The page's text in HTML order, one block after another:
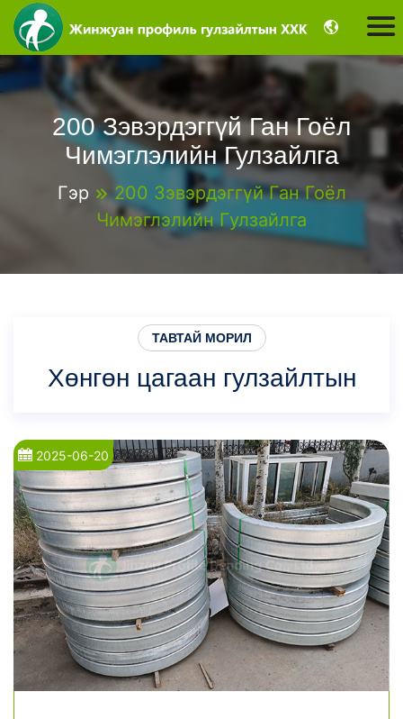
200 Зэвэрдэггүй Ган Гоёл
Чимэглэлийн Гулзайлга
Гэр
200 Зэвэрдэггүй Ган Гоёл
Чимэглэлийн Гулзайлга
ТАВТАЙ МОРИЛ
Хөнгөн цагаан гулзайлтын
2025-06-20